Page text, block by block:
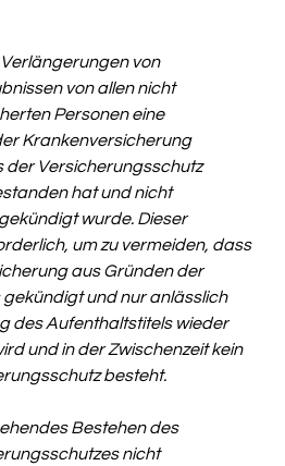
von
von allen nicht
Personen eine
Krankenversicherung
der Versicherungsschutz
hat und nicht
wurde. Dieser
um zu vermeiden, dass
aus Gründen der
und nur anlässlich
des Aufenthaltstitels wieder
und in der Zwischenzeit kein
besteht.
Bestehen des
nicht